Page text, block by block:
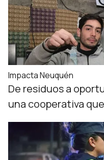
Impacta Neuquén
De residuos a
una cooperativa